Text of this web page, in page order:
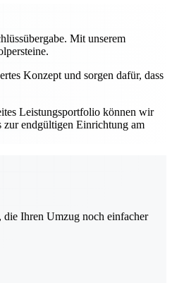
Mit unserem
Konzept und sorgen dafür, dass
Leistungsportfolio können wir
zur endgültigen Einrichtung am
Ihren Umzug noch einfacher